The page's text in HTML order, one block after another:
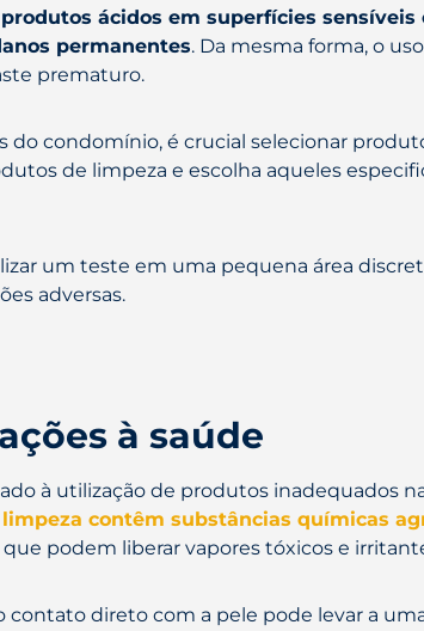
ácidos em superfícies
permanentes. Da mesma forma, o
prematuro.
do condomínio, é crucial selecionar
de limpeza e escolha aqueles
um teste em uma pequena área
adversas.
à saúde
à utilização de produtos inadequados
contêm substâncias químicas
podem liberar vapores tóxicos e
contato direto com a pele pode levar a